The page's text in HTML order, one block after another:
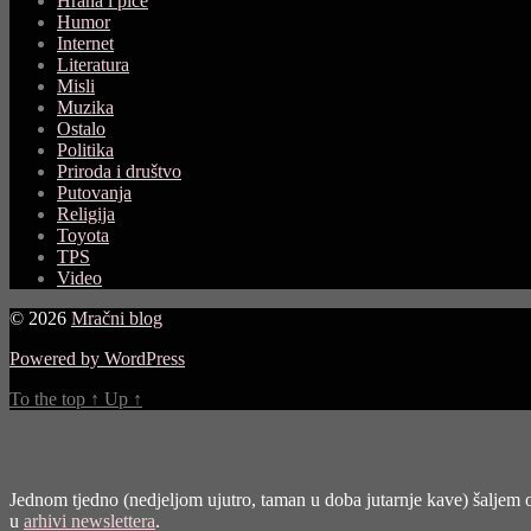
Humor
Internet
Literatura
Misli
Muzika
Ostalo
Politika
Priroda i društvo
Putovanja
Religija
Toyota
TPS
Video
© 2026 Mračni blog
Powered by WordPress
To the top ↑ Up ↑
Jednom tjedno (nedjeljom ujutro, taman u doba jutarnje kave)
u arhivi newslettera.